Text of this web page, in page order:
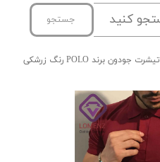
تیشرت جودون برند POLO رنگ زرشکی
جستجو